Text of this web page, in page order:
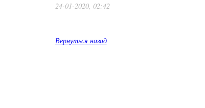
24-01-2020, 02:42
Вернуться назад